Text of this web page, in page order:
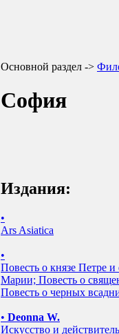
Основной раздел ->
София
Издания:
•
Ars Asiatica
•
Повесть о князе Петре
Марии; Повесть о
Повесть о черных
• Deonna W.
Искусство и